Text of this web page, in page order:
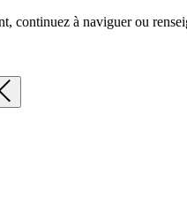
continuez à naviguer ou